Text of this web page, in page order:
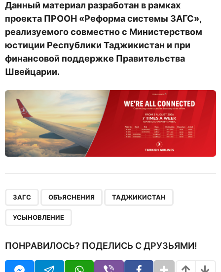
Данный материал разработан в рамках
проекта ПРООН «Реформа системы ЗАГС»,
реализуемого совместно с Министерством
юстиции Республики Таджикистан и при
финансовой поддержке Правительства
Швейцарии.
ЗАГС ОБЪЯСНЕНИЯ ТАДЖИКИСТАН
УСЫНОВЛЕНИЕ
ПОНРАВИЛОСЬ? ПОДЕЛИСЬ С ДРУЗЬЯМИ!